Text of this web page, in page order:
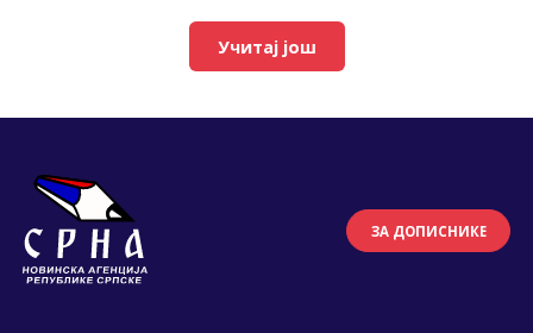
Учитај још
ЗА ДОПИСНИКЕ